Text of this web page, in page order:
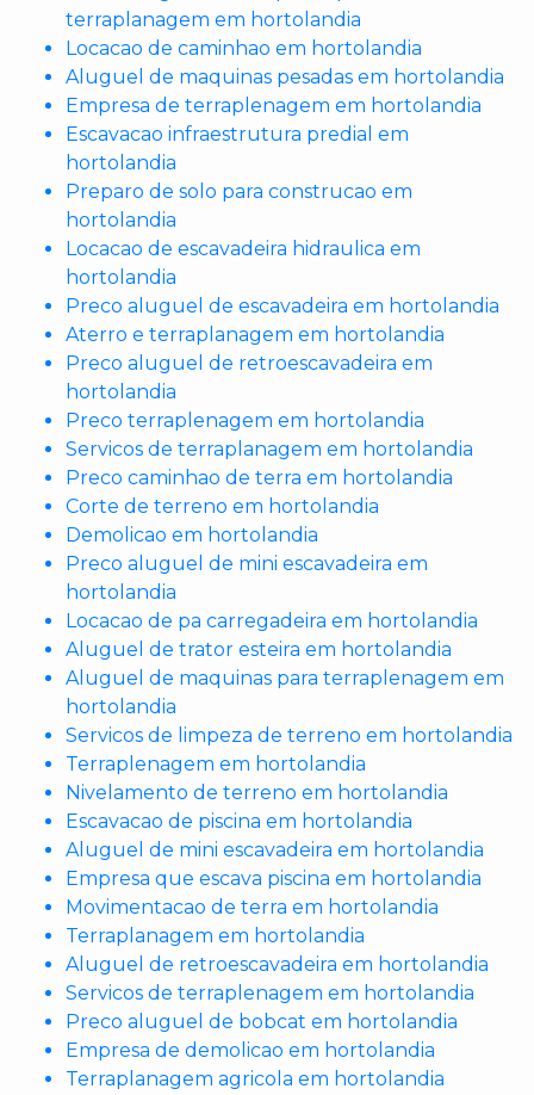
terraplanagem em hortolandia
Locacao de caminhao em hortolandia
Aluguel de maquinas pesadas em hortolandia
Empresa de terraplenagem em hortolandia
Escavacao infraestrutura predial em
hortolandia
Preparo de solo para construcao em
hortolandia
Locacao de escavadeira hidraulica em
hortolandia
Preco aluguel de escavadeira em hortolandia
Aterro e terraplanagem em hortolandia
Preco aluguel de retroescavadeira em
hortolandia
Preco terraplenagem em hortolandia
Servicos de terraplanagem em hortolandia
Preco caminhao de terra em hortolandia
Corte de terreno em hortolandia
Demolicao em hortolandia
Preco aluguel de mini escavadeira em
hortolandia
Locacao de pa carregadeira em hortolandia
Aluguel de trator esteira em hortolandia
Aluguel de maquinas para terraplenagem em
hortolandia
Servicos de limpeza de terreno em hortolandia
Terraplenagem em hortolandia
Nivelamento de terreno em hortolandia
Escavacao de piscina em hortolandia
Aluguel de mini escavadeira em hortolandia
Empresa que escava piscina em hortolandia
Movimentacao de terra em hortolandia
Terraplanagem em hortolandia
Aluguel de retroescavadeira em hortolandia
Servicos de terraplenagem em hortolandia
Preco aluguel de bobcat em hortolandia
Empresa de demolicao em hortolandia
Terraplanagem agricola em hortolandia